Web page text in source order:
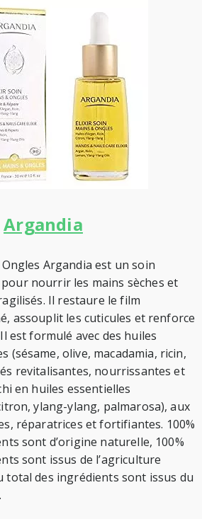
Argandia
Ongles Argandia est un soin
nourrir les mains sèches et
Il restaure le film
assouplit les cuticules et renforce
est formulé avec des huiles
(sésame, olive, macadamia, ricin,
revitalisantes, nourrissantes et
en huiles essentielles
ylang-ylang, palmarosa), aux
réparatrices et fortifiantes. 100%
sont d’origine naturelle, 100%
sont issus de l’agriculture
total des ingrédients sont issus du